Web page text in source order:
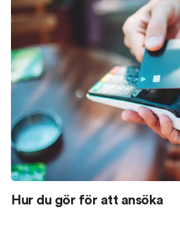
Hur du gör för att ansöka